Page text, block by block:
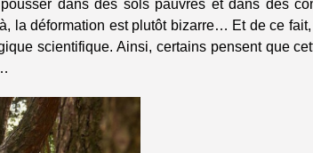
dans des sols pauvres et dans des
la déformation est plutôt bizarre… Et de ce
scientifique. Ainsi, certains pensent que